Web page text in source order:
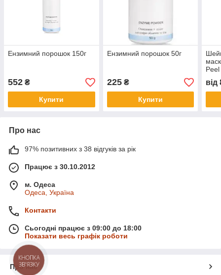
Ензимний порошок 150г
552 ₴
Купити
Ензимний порошок 50г
225₴
Купити
від
Про нас
97% позитивних з 38 відгуків за рік
Працює з 30.10.2012
м. Одеса
Одеса, Україна
Контакти
Сьогодні працює з 09:00 до 18:00
Показати весь графік роботи
Про нас
КНОПКА
ЗВ'ЯЗКУ